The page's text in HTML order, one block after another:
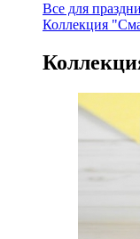
Все для
Коллекция